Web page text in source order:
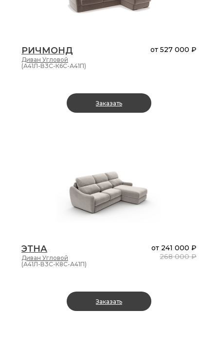
РИЧМОНД
Диван Угловой
от 527 000 ₽
(А41Л-В3С-К6С-А41П)
Заказать
ЭТНА
Диван Угловой
от 241 000 ₽
268 000 ₽
(А41Л-В3С-К8С-А41П)
Заказать